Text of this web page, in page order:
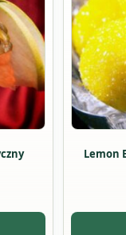
Lemon